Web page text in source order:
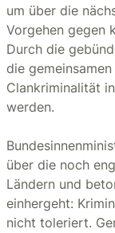
um über die
Vorgehen gegen
Durch die
die
Clankriminalität
werden.
über die noch
Ländern und
einhergeht:
nicht toleriert.